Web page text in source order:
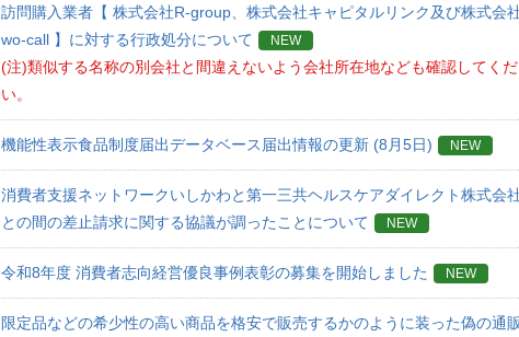
訪問購入業者【 株式会社R-group、株式会社キャピタルリンク及び株式会
wo-call 】に対する行政処分について
NEW
(注)類似する名称の別会社と間違えないよう会社所在地なども確認してくだ
い。
機能性表示食品制度届出データベース届出情報の更新 (8月5日) NEW
消費者支援ネットワークいしかわと第一三共ヘルスケアダイレクト株式会
との間の差止請求に関する協議が調ったことについて
NEW
令和8年度 消費者志向経営優良事例表彰の募集を開始しました NEW
限定品などの希少性の高い商品を格安で販売するかのように装った偽の通販